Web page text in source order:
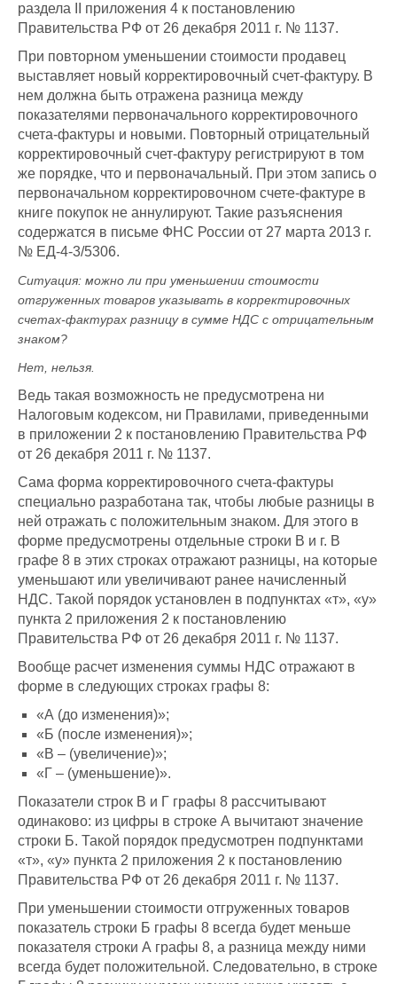
раздела II приложения 4 к постановлению
Правительства РФ от 26 декабря 2011 г. № 1137.
При повторном уменьшении стоимости продавец
выставляет новый корректировочный счет-фактуру. В
нем должна быть отражена разница между
показателями первоначального корректировочного
счета-фактуры и новыми. Повторный отрицательный
корректировочный счет-фактуру регистрируют в том
же порядке, что и первоначальный. При этом запись о
первоначальном корректировочном счете-фактуре в
книге покупок не аннулируют. Такие разъяснения
содержатся в письме ФНС России от 27 марта 2013 г.
№ ЕД-4-3/5306.
Ситуация: можно ли при уменьшении стоимости
отгруженных товаров указывать в корректировочных
счетах-фактурах разницу в сумме НДС с отрицательным
знаком?
Нет, нельзя.
Ведь такая возможность не предусмотрена ни
Налоговым кодексом, ни Правилами, приведенными
в приложении 2 к постановлению Правительства РФ
от 26 декабря 2011 г. № 1137.
Сама форма корректировочного счета-фактуры
специально разработана так, чтобы любые разницы в
ней отражать с положительным знаком. Для этого в
форме предусмотрены отдельные строки В и г. В
графе 8 в этих строках отражают разницы, на которые
уменьшают или увеличивают ранее начисленный
НДС. Такой порядок установлен в подпунктах «т», «у»
пункта 2 приложения 2 к постановлению
Правительства РФ от 26 декабря 2011 г. № 1137.
Вообще расчет изменения суммы НДС отражают в
форме в следующих строках графы 8:
«А (до изменения)»;
«Б (после изменения)»;
«В – (увеличение)»;
«Г – (уменьшение)».
Показатели строк В и Г графы 8 рассчитывают
одинаково: из цифры в строке А вычитают значение
строки Б. Такой порядок предусмотрен подпунктами
«т», «у» пункта 2 приложения 2 к постановлению
Правительства РФ от 26 декабря 2011 г. № 1137.
При уменьшении стоимости отгруженных товаров
показатель строки Б графы 8 всегда будет меньше
показателя строки А графы 8, а разница между ними
всегда будет положительной. Следовательно, в строке